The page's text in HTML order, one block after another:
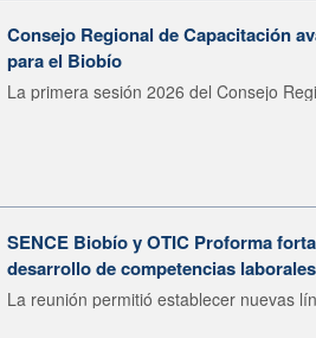
Consejo Regional de Capacitación
para el Biobío
La primera sesión 2026 del Consejo
SENCE Biobío y OTIC Proforma
desarrollo de competencias laborales
La reunión permitió establecer nuevas